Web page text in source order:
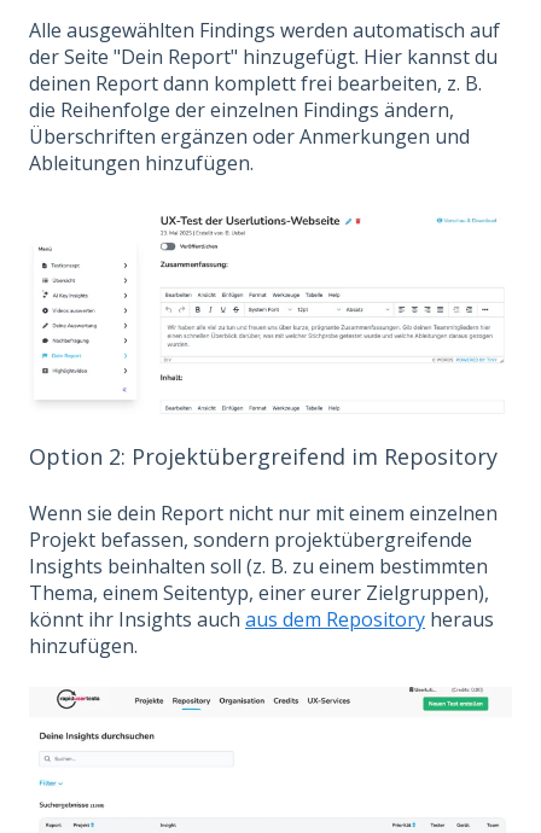
Alle ausgewählten Findings werden automatisch auf
der Seite "Dein Report" hinzugefügt. Hier kannst du
deinen Report dann komplett frei bearbeiten, z. B.
die Reihenfolge der einzelnen Findings ändern,
Überschriften ergänzen oder Anmerkungen und
Ableitungen hinzufügen.
Option 2: Projektübergreifend im Repository
Wenn sie dein Report nicht nur mit einem einzelnen
Projekt befassen, sondern projektübergreifende
Insights beinhalten soll (z. B. zu einem bestimmten
Thema, einem Seitentyp, einer eurer Zielgruppen),
könnt ihr Insights auch aus dem Repository heraus
hinzufügen.